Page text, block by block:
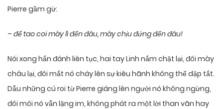
Pierre gầm gừ:
– để tao coi mày lì đến đâu, mày chịu đứng đến đâu!
Nói xong hắn đánh liên tục, hai tay Linh nắm chặt lại, đôi mày
châu lại, đôi mắt nó cháy lên sự kiêu hãnh không thể dập tắt.
Dẫu những cú roi từ Pierre giáng lên người nó không ngừng,
đôi môi nó vẫn lặng im, không phát ra một lời than vãn hay